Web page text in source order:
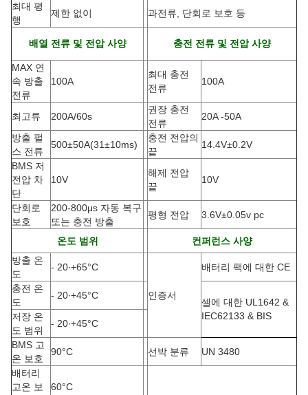
최대 평
행
제한 없이 과전류, 단회로 보호 등
배열 전류 및 전압 사양 충전 전류 및 전압 사양
MAX 연
속 방출
전류
100A
최대 충전
전류
100A
최고류 200A/60s
권장 충전
전류
20A -50A
방출 펄
스 전류
500±50A(31±10ms)
충전 전압의
끝
14.4V±0.2V
BMS 저
전압 차
단
10V
해제 전압
끝
10V
단회로
보호
200-800μs 자동 복구
또는 충전 방출
평형 전압 3.6V±0.05v pc
온도 범위
컨퍼런스 사양
방출 온
도
- 20∙+65°C
인증서
배터리 팩에 대한 CE
충전 온
도
- 20∙+45°C
셀에 대한 UL1642 &
IEC62133 & BIS
저장 온
도 범위
- 20∙+45°C
BMS 고
온 보호
90°C 선박 분류
UN 3480
배터리
고온 보
60°C